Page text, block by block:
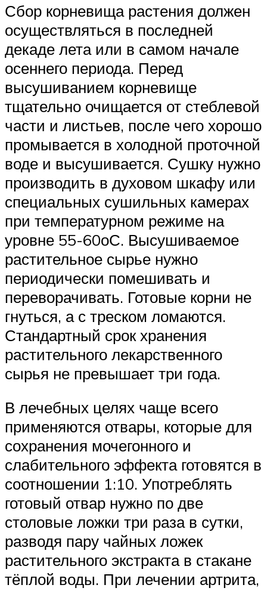
Сбор корневища растения должен
осуществляться в последней
декаде лета или в самом начале
осеннего периода. Перед
высушиванием корневище
тщательно очищается от стеблевой
части и листьев, после чего хорошо
промывается в холодной проточной
воде и высушивается. Сушку нужно
производить в духовом шкафу или
специальных сушильных камерах
при температурном режиме на
уровне 55-60оС. Высушиваемое
растительное сырье нужно
периодически помешивать и
переворачивать. Готовые корни не
гнуться, а с треском ломаются.
Стандартный срок хранения
растительного лекарственного
сырья не превышает три года.
В лечебных целях чаще всего
применяются отвары, которые для
сохранения мочегонного и
слабительного эффекта готовятся в
соотношении 1:10. Употреблять
готовый отвар нужно по две
столовые ложки три раза в сутки,
разводя пару чайных ложек
растительного экстракта в стакане
тёплой воды. При лечении артрита,